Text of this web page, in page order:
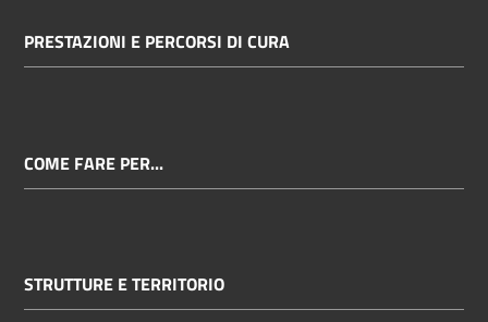
PRESTAZIONI E PERCORSI DI CURA
COME FARE PER...
STRUTTURE E TERRITORIO